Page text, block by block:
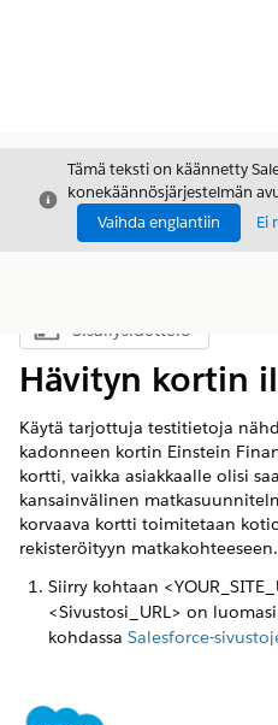
Sulje
Tämä teksti on käännetty
konekäännösjärjestelmän
Vaihda englantiin
Ei
Näytä sisällysluettelo
Sisällysluettelo
Hävityn kortin
Käytä tarjottuja testitietoja
kadonneen kortin Einstein
kortti, vaikka asiakkaalle olisi
kansainvälinen
korvaava kortti toimitetaan
rekisteröityyn matkakohteeseen.
Siirry kohtaan
<Sivustosi_URL> on
kohdassa Salesforce-
Jos haluat raportoida